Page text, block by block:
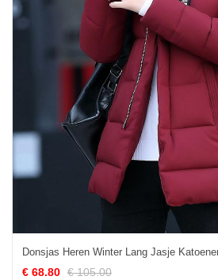
Donsjas Heren Winter Lang Jasje
€ 68.80 € 105.00